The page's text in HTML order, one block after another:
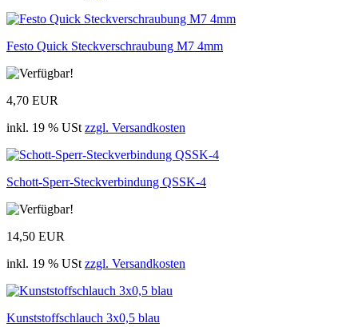
Festo Quick Steckverschraubung M7 4mm
4,70 EUR
inkl. 19 % USt zzgl. Versandkosten
Schott-Sperr-Steckverbindung QSSK-4
14,50 EUR
inkl. 19 % USt zzgl. Versandkosten
Kunststoffschlauch 3x0,5 blau